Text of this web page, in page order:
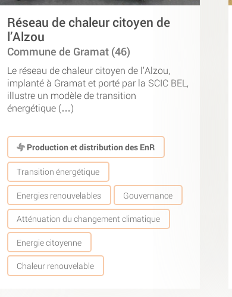
Réseau de chaleur citoyen de
l’Alzou
Commune de Gramat (46)
Le réseau de chaleur citoyen de l’Alzou,
implanté à Gramat et porté par la SCIC BEL,
illustre un modèle de transition
énergétique (…)
Production et distribution des EnR
Transition énergétique
Energies renouvelables Gouvernance
Atténuation du changement climatique
Energie citoyenne
Chaleur renouvelable